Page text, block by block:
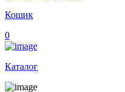
Кошик
0
Каталог